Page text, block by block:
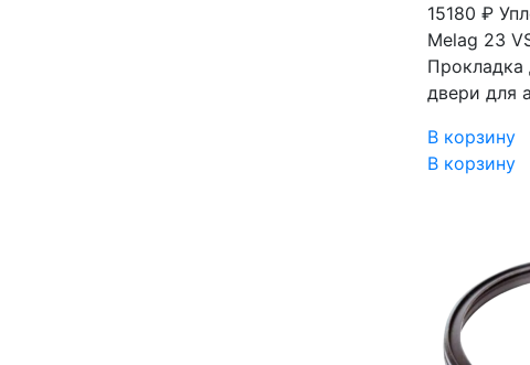
15180 ₽
Melag 23
Прокладка
двери для
В корзину
В корзину